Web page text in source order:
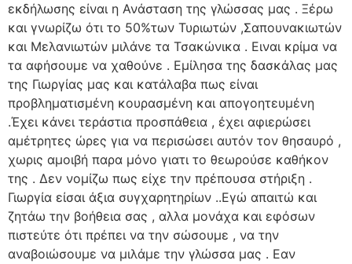
εκδήλωσης είναι η Ανάσταση της γλώσσας μας . Ξέρω
και γνωρίζω ότι το 50%των Τυριωτών ,Σαπουνακιωτών
και Μελανιωτών μιλάνε τα Τσακώνικα . Ειναι κρίμα να
τα αφήσουμε να χαθούνε . Εμίλησα της δασκάλας μας
της Γιωργίας μας και κατάλαβα πως είναι
προβληματισμένη κουρασμένη και απογοητευμένη
.Έχει κάνει τεράστια προσπάθεια , έχει αφιερώσει
αμέτρητες ώρες για να περισώσει αυτόν τον θησαυρό ,
χωρις αμοιβή παρα μόνο γιατι το θεωρούσε καθήκον
της . Δεν νομίζω πως είχε την πρέπουσα στήριξη .
Γιωργία είσαι άξια συγχαρητηρίων ..Εγώ απαιτώ και
ζητάω την βοήθεια σας , αλλα μονάχα και εφόσων
πιστεύτε ότι πρέπει να την σώσουμε , να την
αναβοιώσουμε να μιλάμε την γλώσσα μας . Εαν